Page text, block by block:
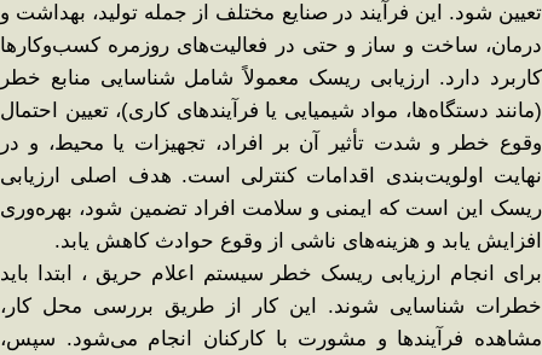
تعیین شود. این فرآیند در صنایع مختلف از جمله تولید، بهداشت و
درمان، ساخت و ساز و حتی در فعالیت‌های روزمره کسب‌وکارها
کاربرد دارد. ارزیابی ریسک معمولاً شامل شناسایی منابع خطر
(مانند دستگاه‌ها، مواد شیمیایی یا فرآیندهای کاری)، تعیین احتمال
وقوع خطر و شدت تأثیر آن بر افراد، تجهیزات یا محیط، و در
نهایت اولویت‌بندی اقدامات کنترلی است. هدف اصلی ارزیابی
ریسک این است که ایمنی و سلامت افراد تضمین شود، بهره‌وری
افزایش یابد و هزینه‌های ناشی از وقوع حوادث کاهش یابد.
برای انجام ارزیابی ریسک خطر سیستم اعلام حریق ، ابتدا باید
خطرات شناسایی شوند. این کار از طریق بررسی محل کار،
مشاهده فرآیندها و مشورت با کارکنان انجام می‌شود. سپس،